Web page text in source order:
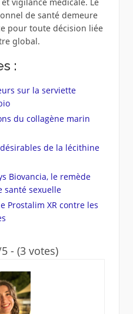
de santé demeure
pour toute décision liée
global.
:
sur la serviette
du collagène marin
de la lécithine
Biovancia, le remède
santé sexuelle
Prostalim XR contre les
- (3 votes)